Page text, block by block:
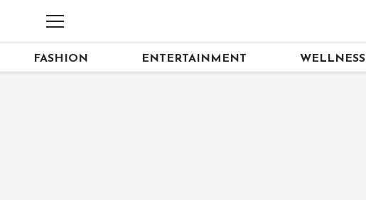
FASHION ENTERTAINMENT WELLNESS